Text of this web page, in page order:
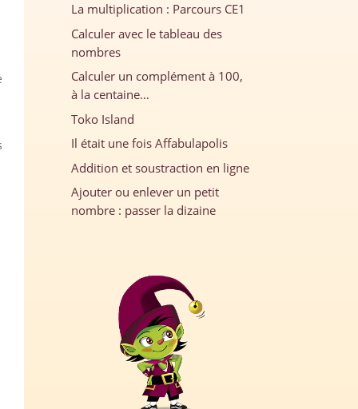
La multiplication : Parcours CE1
Calculer avec le tableau des
nombres
Calculer un complément à 100,
à la centaine…
Toko Island
Il était une fois Affabulapolis
Addition et soustraction en ligne
Ajouter ou enlever un petit
nombre : passer la dizaine